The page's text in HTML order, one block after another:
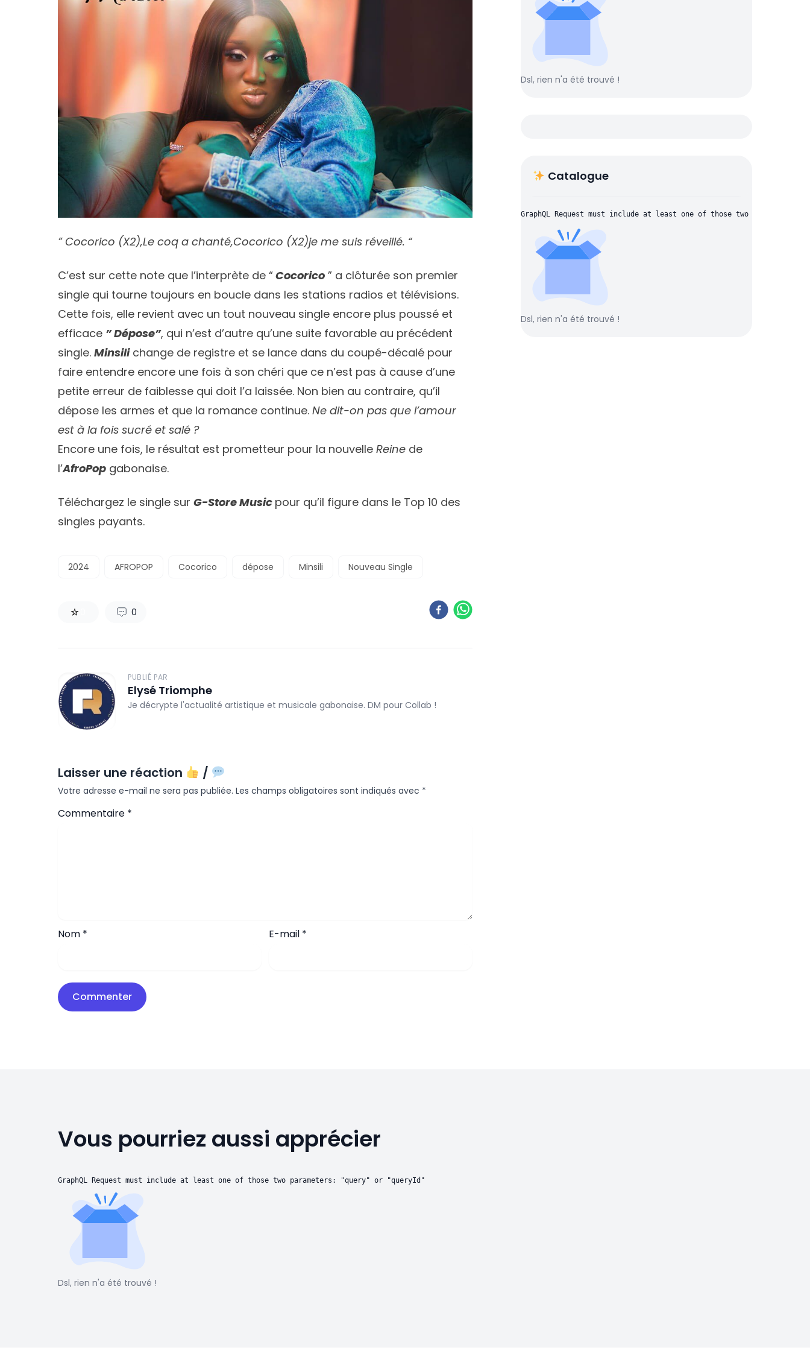
” Cocorico (X2),Le coq a chanté,Cocorico (X2)je me suis réveillé. “
C’est sur cette note que l’interprète de “ Cocorico ” a clôturée son premier
single qui tourne toujours en boucle dans les stations radios et télévisions.
Cette fois, elle revient avec un tout nouveau single encore plus poussé et
efficace ” Dépose”, qui n’est d’autre qu’une suite favorable au précédent
single. Minsilichange de registre et se lance dans du coupé-décalé pour
faire entendre encore une fois à son chéri que ce n’est pas à cause d’une
petite erreur de faiblesse qui doit l’a laissée. Non bien au contraire, qu’il
dépose les armes et que la romance continue. Ne dit-on pas que l’amour
est à la fois sucré et salé ?
Encore une fois, le résultat est prometteur pour la nouvelle Reine de
l’AfroPop gabonaise.
Téléchargez le single sur G-Store Music pour qu’il figure dans le Top 10 des
singles payants.
2024 AFROPOP Cocorico dépose Minsili Nouveau Single
0
PUBLIÉ PAR
Elysé Triomphe
Je décrypte l'actualité artistique et musicale gabonaise. DM pour Collab !
Laisser une réaction /
Votre adresse e-mail ne sera pas publiée. Les champs obligatoires sont indiqués avec *
Commentaire *
Nom * E-mail *
Dsl, rien n'a été trouvé !
Catalogue
GraphQL Request must include at least one of those two parameters:
Dsl, rien n'a été trouvé !
Vous pourriez aussi apprécier
GraphQL Request must include at least one of those two parameters: "query" or "queryId"
Dsl, rien n'a été trouvé !